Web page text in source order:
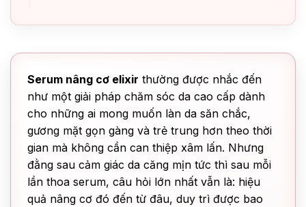
Serum nâng cơ elixir thường được nhắc đến
như một giải pháp chăm sóc da cao cấp dành
cho những ai mong muốn làn da săn chắc,
gương mặt gọn gàng và trẻ trung hơn theo thời
gian mà không cần can thiệp xâm lấn. Nhưng
đằng sau cảm giác da căng mịn tức thì sau mỗi
lần thoa serum, câu hỏi lớn nhất vẫn là: hiệu
quả nâng cơ đó đến từ đâu, duy trì được bao